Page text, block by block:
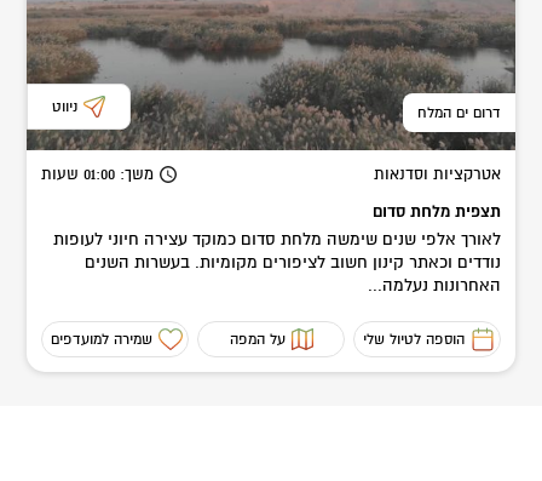
דרום ים המלח ניווט
אטרקציות וסדנאות משך: 01:00 שעות
תצפית מלחת סדום
לאורך אלפי שנים שימשה מלחת סדום כמוקד עצירה חיוני לעופות
נודדים וכאתר קינון חשוב לציפורים מקומיות. בעשרות השנים
האחרונות נעלמה...
הוספה לטיול שלי על המפה שמירה למועדפים